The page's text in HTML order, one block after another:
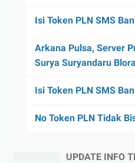
Isi Token PLN SMS
Arkana Pulsa, Server
Surya Suryandaru Blora
Isi Token PLN SMS
No Token PLN Tidak
UPDATE INFO